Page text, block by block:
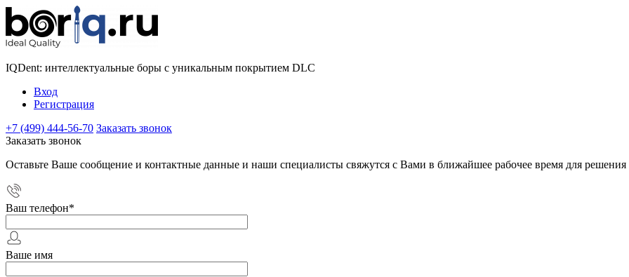
IQDent: интеллектуальные боры с уникальным покрытием DLC
Вход
Регистрация
+7 (499) 444-56-70 Заказать звонок
Заказать звонок
Оставьте Ваше сообщение и контактные данные и наши специалисты свяжутся с Вами в ближайшее рабочее время для
Ваш телефон*
Ваше имя